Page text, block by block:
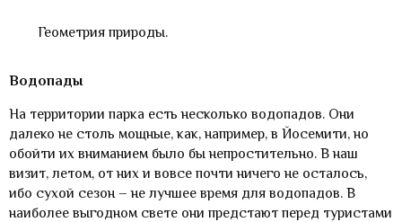
Геометрия природы.
Водопады
На территории парка есть несколько водопадов. Они
далеко не столь мощные, как, например, в Йосемити, но
обойти их вниманием было бы непростительно. В наш
визит, летом, от них и вовсе почти ничего не осталось,
ибо сухой сезон – не лучшее время для водопадов. В
наиболее выгодном свете они предстают перед туристами